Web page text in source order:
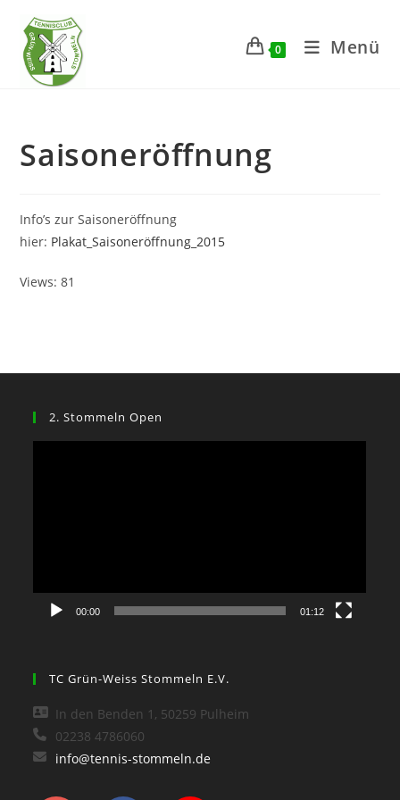
Inhalt
springen
0 Menü
Saisoneröffnung
Info’s zur Saisoneröffnung
hier: Plakat_Saisoneröffnung_2015
Views: 81
2. Stommeln Open
00:00 01:12
TC Grün-Weiss Stommeln E.V.
In den Benden 1, 50259 Pulheim
02238 4786060
info@tennis-stommeln.de